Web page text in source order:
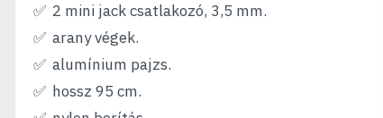
2 mini jack csatlakozó, 3,5 mm.
arany végek.
alumínium pajzs.
hossz 95 cm.